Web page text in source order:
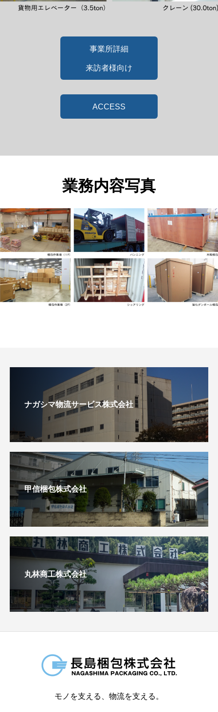
事業所詳細
来訪者様向け
ACCESS
業務内容写真
ナガシマ物流サービス株式会社
甲信梱包株式会社
丸林商工株式会社
モノを支える、物流を支える。